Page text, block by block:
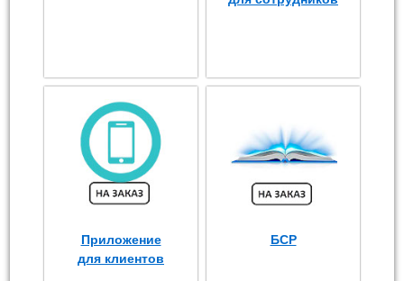
Приложение
для клиентов
БСР